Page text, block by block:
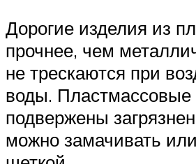
Дорогие изделия из
прочнее, чем
не трескаются при
воды.
подвержены
можно замачивать